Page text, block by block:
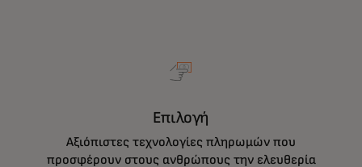
Επιλογή
Αξιόπιστες τεχνολογίες πληρωμών που
προσφέρουν στους ανθρώπους την ελευθερία